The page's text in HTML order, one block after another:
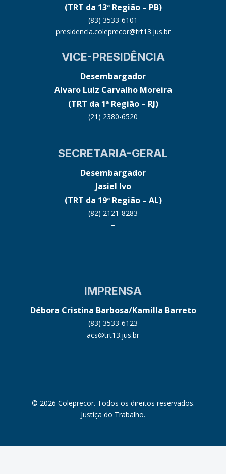
(TRT da 13ª Região – PB)
(83) 3533-6101
presidencia.coleprecor@trt13.jus.br
VICE-PRESIDÊNCIA
Desembargador
Alvaro Luiz Carvalho Moreira
(TRT da 1ª Região – RJ)
(21) 2380-6520
–
SECRETARIA-GERAL
Desembargador
Jasiel Ivo
(TRT da 19ª Região – AL)
(82) 2121-8283
–
IMPRENSA
Débora Cristina Barbosa/Kamilla Barreto
(83) 3533-6123
acs@trt13.jus.br
© 2026 Coleprecor. Todos os direitos reservados.
Justiça do Trabalho.